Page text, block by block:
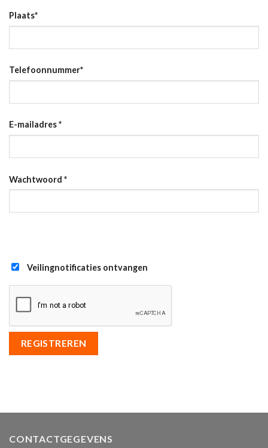
Plaats*
Telefoonnummer*
E-mailadres*
Wachtwoord *
Veilingnotificaties ontvangen
REGISTREREN
CONTACTGEGEVENS